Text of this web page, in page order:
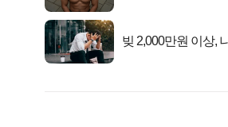
빚 2,000만원 이상,